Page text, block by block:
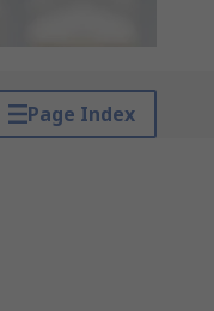
Page Index